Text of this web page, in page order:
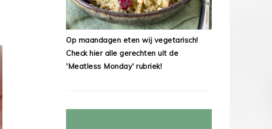
Op maandagen eten wij vegetarisch!
Check hier alle gerechten uit de
'Meatless Monday' rubriek!